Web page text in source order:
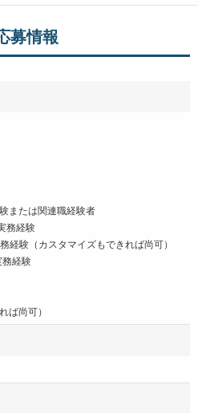
募情報
または関連職経験者
務経験
経験（カスタマイズもできれば尚可）
務経験
ば尚可）